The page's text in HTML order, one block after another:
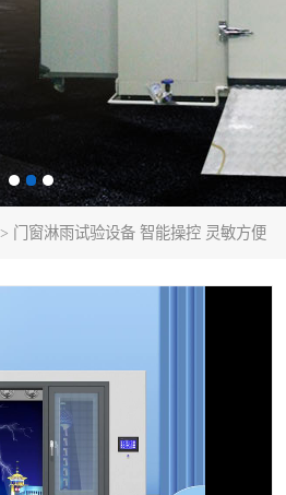
> 门窗淋雨试验设备 智能操控 灵敏方便